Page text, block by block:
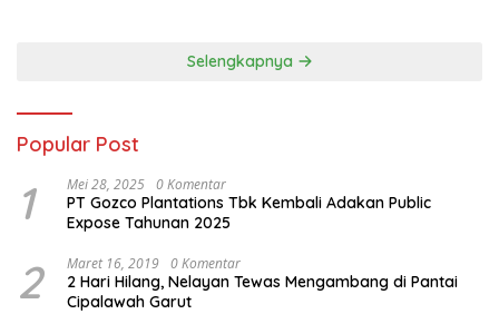
Selengkapnya
Popular Post
1 Mei 28, 2025 0 Komentar
PT Gozco Plantations Tbk Kembali Adakan Public
Expose Tahunan 2025
2 Maret 16, 2019 0 Komentar
2 Hari Hilang, Nelayan Tewas Mengambang di Pantai
Cipalawah Garut